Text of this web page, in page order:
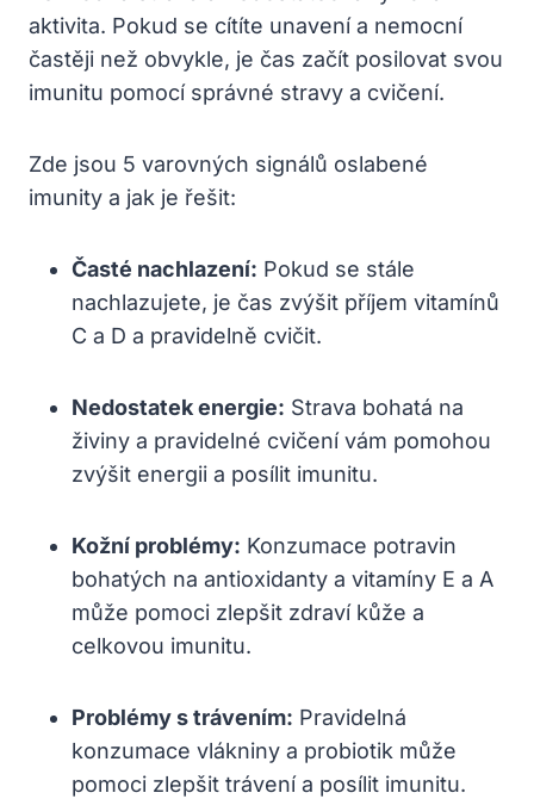
aktivita. Pokud se cítíte unavení a nemocní
častěji než obvykle, je čas začít posilovat svou
imunitu pomocí správné stravy a cvičení.
Zde jsou 5 varovných signálů oslabené
imunity a jak je řešit:
Časté nachlazení: Pokud se stále
nachlazujete, je čas zvýšit příjem vitamínů
C a D a pravidelně cvičit.
Nedostatek energie: Strava bohatá na
živiny a pravidelné cvičení vám pomohou
zvýšit energii a posílit imunitu.
Kožní problémy: Konzumace potravin
bohatých na antioxidanty a vitamíny E a A
může pomoci zlepšit zdraví kůže a
celkovou imunitu.
Problémy s trávením: Pravidelná
konzumace vlákniny a probiotik může
pomoci zlepšit trávení a posílit imunitu.